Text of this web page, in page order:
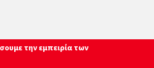
την εμπειρία των